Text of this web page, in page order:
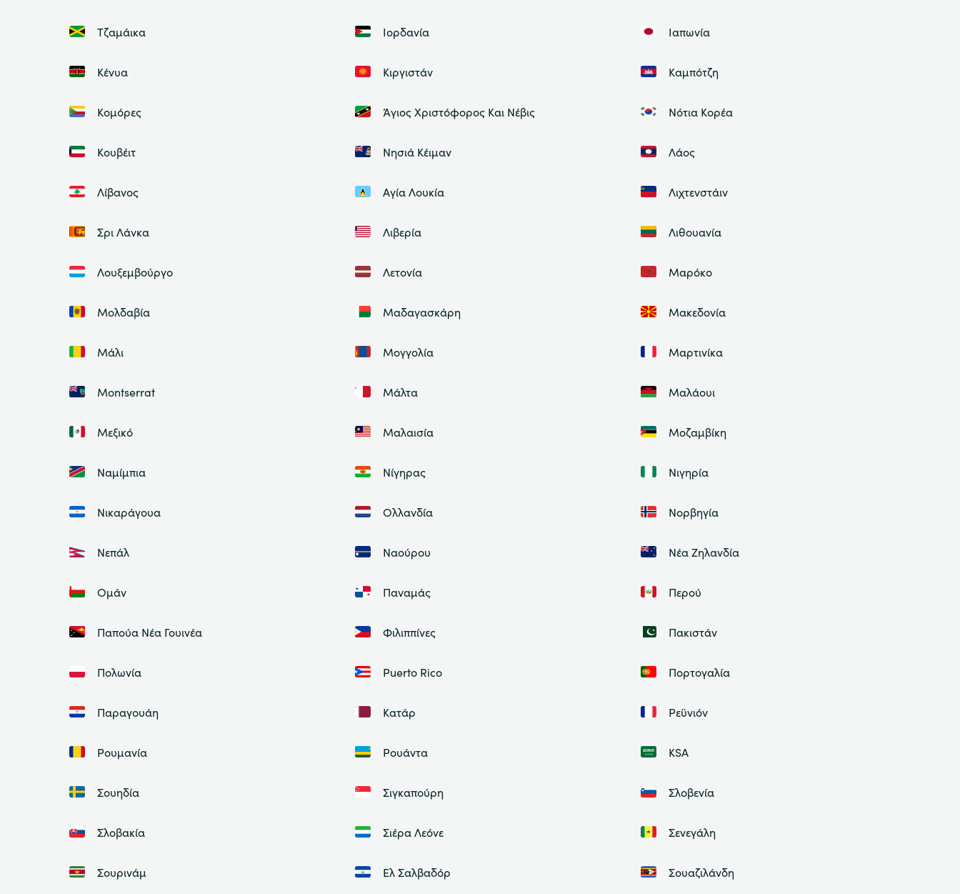
Τζαμάικα Ιορδανία Ιαπωνία
Κένυα Κιργιστάν Καμπότζη
Κομόρες Άγιος Χριστόφορος Και Νέβις Νότια Κορέα
Κουβέιτ Νησιά Κέιμαν Λάος
Λίβανος Αγία Λουκία Λιχτενστάιν
Σρι Λάνκα Λιβερία Λιθουανία
Λουξεμβούργο Λετονία Μαρόκο
Μολδαβία Μαδαγασκάρη Μακεδονία
Μάλι Μογγολία Μαρτινίκα
Montserrat Μάλτα Μαλάουι
Μεξικό Μαλαισία Μοζαμβίκη
Ναμίμπια Νίγηρας Νιγηρία
Νικαράγουα Ολλανδία Νορβηγία
Νεπάλ Ναούρου Νέα Ζηλανδία
Ομάν Παναμάς Περού
Παπούα Νέα Γουινέα Φιλιππίνες Πακιστάν
Πολωνία Puerto Rico Πορτογαλία
Παραγουάη Κατάρ Ρεϋνιόν
Ρουμανία Ρουάντα ΚSA
Σουηδία Σιγκαπούρη Σλοβενία
Σλοβακία Σιέρα Λεόνε Σενεγάλη
Σουρινάμ Ελ Σαλβαδόρ Σουαζιλάνδη